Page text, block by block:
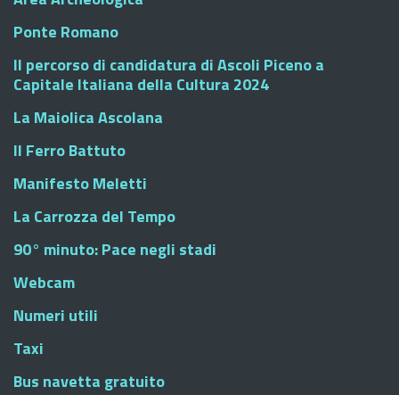
Ponte Romano
Il percorso di candidatura di Ascoli Piceno a
Capitale Italiana della Cultura 2024
La Maiolica Ascolana
Il Ferro Battuto
Manifesto Meletti
La Carrozza del Tempo
90° minuto: Pace negli stadi
Webcam
Numeri utili
Taxi
Bus navetta gratuito